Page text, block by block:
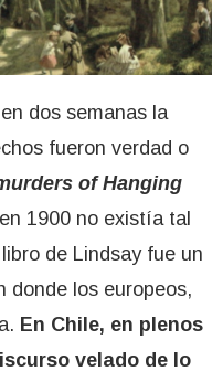
dos semanas la
fueron verdad o
of Hanging
1900 no existía tal
de Lindsay fue un
donde los europeos,
En Chile, en plenos
velado de lo